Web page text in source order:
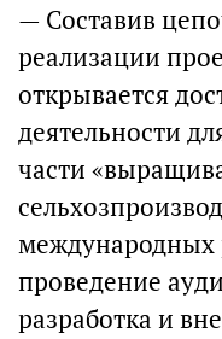
— Составив
реализации
открывается
деятельности
части
международных
проведение
разработка и